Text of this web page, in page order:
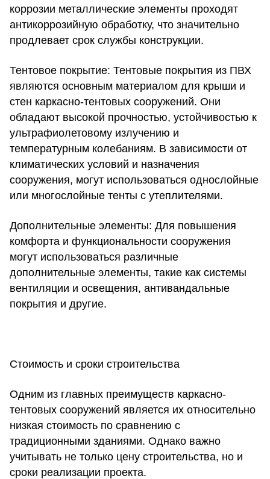
коррозии металлические элементы проходят
антикоррозийную обработку, что значительно
продлевает срок службы конструкции.
Тентовое покрытие: Тентовые покрытия из ПВХ
являются основным материалом для крыши и
стен каркасно-тентовых сооружений. Они
обладают высокой прочностью, устойчивостью к
ультрафиолетовому излучению и
температурным колебаниям. В зависимости от
климатических условий и назначения
сооружения, могут использоваться однослойные
или многослойные тенты с утеплителями.
Дополнительные элементы: Для повышения
комфорта и функциональности сооружения
могут использоваться различные
дополнительные элементы, такие как системы
вентиляции и освещения, антивандальные
покрытия и другие.
Стоимость и сроки строительства
Одним из главных преимуществ каркасно-
тентовых сооружений является их относительно
низкая стоимость по сравнению с
традиционными зданиями. Однако важно
учитывать не только цену строительства, но и
сроки реализации проекта.